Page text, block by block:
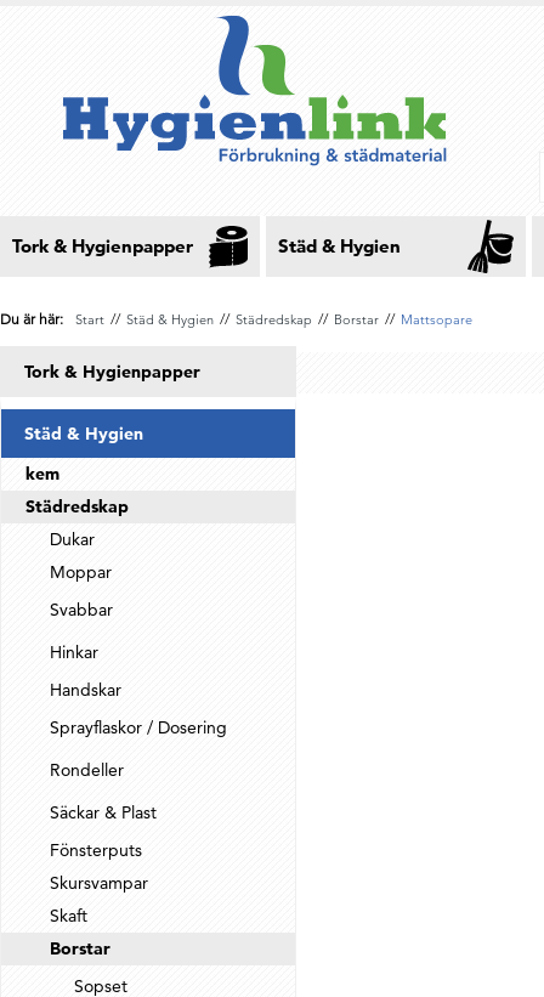
Tork & Hygienpapper Städ & Hygien
Du är här: Start // Städ & Hygien // Städredskap // Borstar // Mattsopare
Tork & Hygienpapper
Städ & Hygien
kem
Städredskap
Dukar
Moppar
Svabbar
Hinkar
Handskar
Sprayflaskor / Dosering
Rondeller
Säckar & Plast
Fönsterputs
Skursvampar
Skaft
Borstar
Sopset